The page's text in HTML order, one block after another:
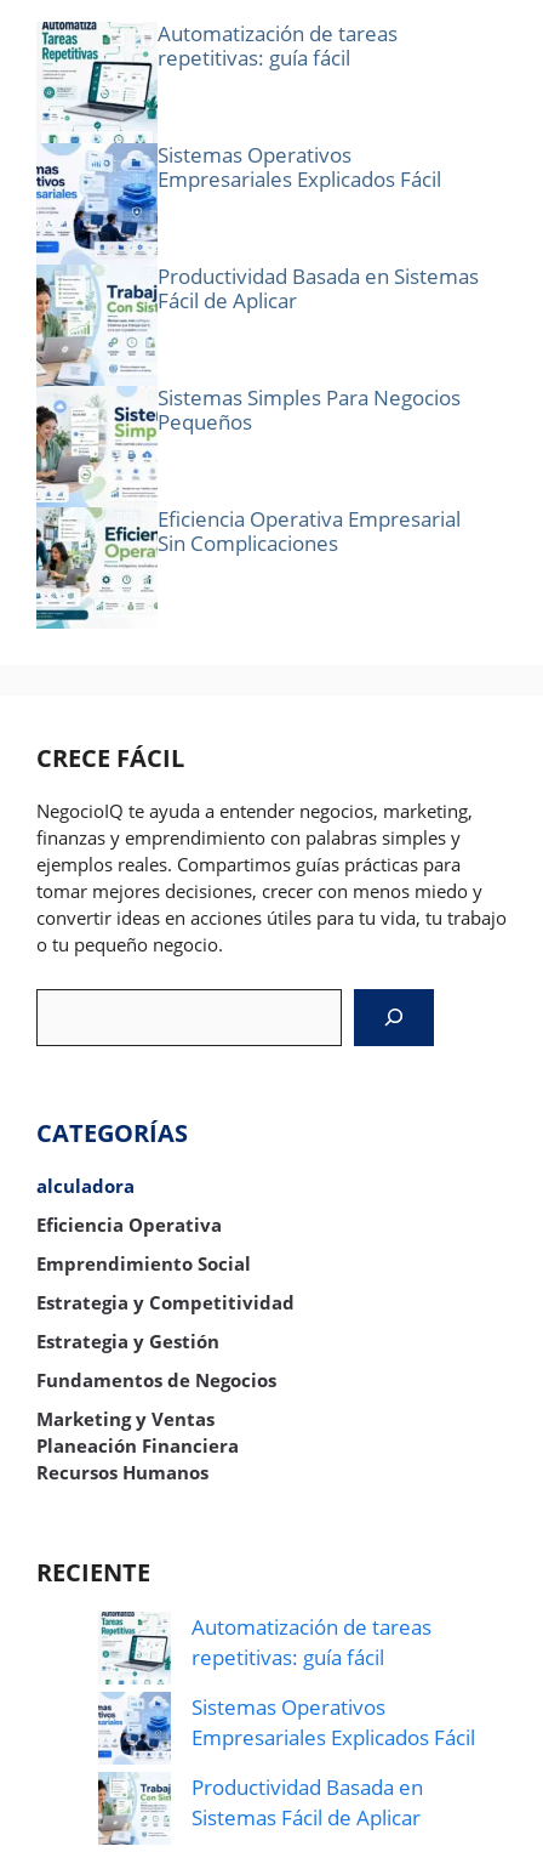
Automatización de tareas
repetitivas: guía fácil
Sistemas Operativos
Empresariales Explicados Fácil
Productividad Basada en Sistemas
Fácil de Aplicar
Sistemas Simples Para Negocios
Pequeños
Eficiencia Operativa Empresarial
Sin Complicaciones
CRECE FÁCIL
NegocioIQ te ayuda a entender negocios, marketing,
finanzas y emprendimiento con palabras simples y
ejemplos reales. Compartimos guías prácticas para
tomar mejores decisiones, crecer con menos miedo y
convertir ideas en acciones útiles para tu vida, tu trabajo
o tu pequeño negocio.
CATEGORÍAS
alculadora
Eficiencia Operativa
Emprendimiento Social
Estrategia y Competitividad
Estrategia y Gestión
Fundamentos de Negocios
Marketing y Ventas
Planeación Financiera
Recursos Humanos
RECIENTE
Automatización de tareas
repetitivas: guía fácil
Sistemas Operativos
Empresariales Explicados Fácil
Productividad Basada en
Sistemas Fácil de Aplicar